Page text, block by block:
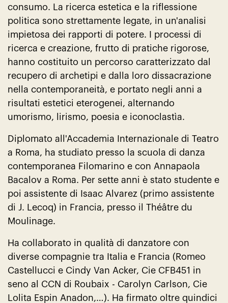
consumo. La ricerca estetica e la riflessione
politica sono strettamente legate, in un'analisi
impietosa dei rapporti di potere. I processi di
ricerca e creazione, frutto di pratiche rigorose,
hanno costituito un percorso caratterizzato dal
recupero di archetipi e dalla loro dissacrazione
nella contemporaneità, e portato negli anni a
risultati estetici eterogenei, alternando
umorismo, lirismo, poesia e iconoclastìa.
Diplomato all'Accademia Internazionale di Teatro
a Roma, ha studiato presso la scuola di danza
contemporanea Filomarino e con Annapaola
Bacalov a Roma. Per sette anni è stato studente e
poi assistente di Isaac Alvarez (primo assistente
di J. Lecoq) in Francia, presso il Théâtre du
Moulinage.
Ha collaborato in qualità di danzatore con
diverse compagnie tra Italia e Francia (Romeo
Castellucci e Cindy Van Acker, Cie CFB451 in
seno al CCN di Roubaix - Carolyn Carlson, Cie
Lolita Espin Anadon,…). Ha firmato oltre quindici